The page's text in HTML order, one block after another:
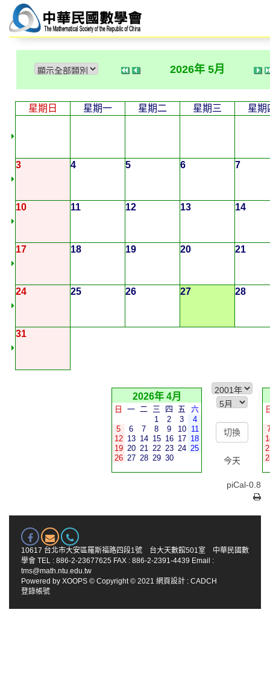
2026年 5月
星期日 星期一 星期二 星期三 星期
3 4 5 6 7
10 11 12 13 14
17 18 19 20 21
24 25 26 27 28
31
2026年 4月
日 一 二 三 四 五
六
1
2 3
4
5
6 7 8 9 10
11
12 13 14 15 16 17 18
19 20 21 22 23 24 25
26 27 28 29 30 今天
piCal-0.8
10617 台北市大安區羅斯福路四段1號 台大天數館501室 中華民國數
學會 TEL : 886-2-23677625 FAX : 886-2-2391-4439 Email :
tms@math.ntu.edu.tw
Powered by XOOPS © Copyright © 2021 網頁設計 : CADCH
登錄帳號